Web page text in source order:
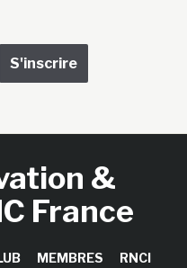
&
France
MEMBRES RNCI